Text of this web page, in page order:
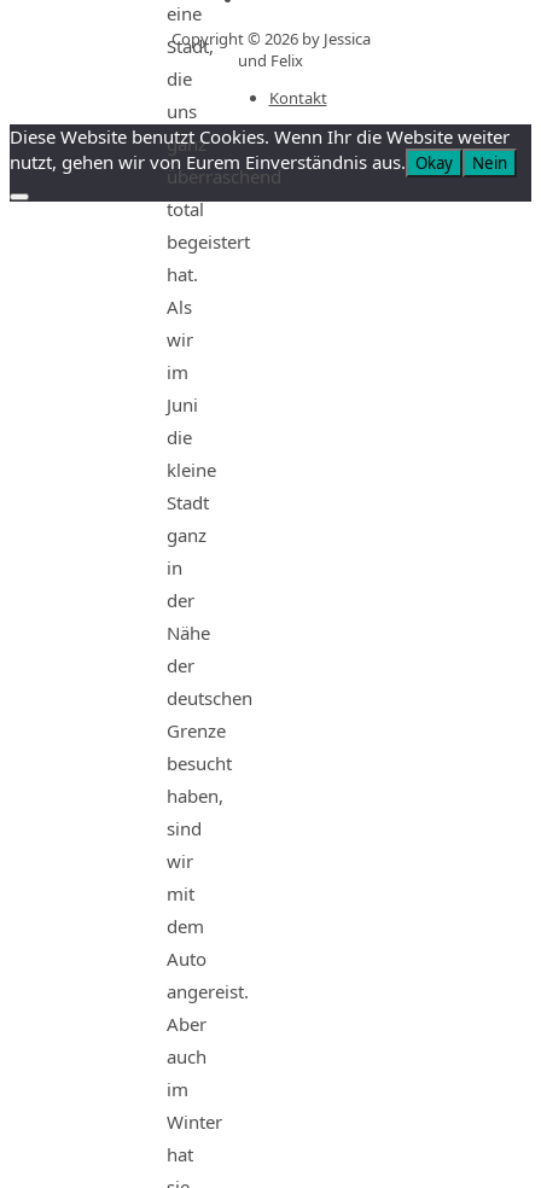
eine
Stadt,
die
uns
ganz
überraschend
total
begeistert
hat.
Als
wir
im
Juni
die
kleine
Stadt
ganz
in
der
Nähe
der
deutschen
Grenze
besucht
haben,
sind
wir
mit
dem
Auto
angereist.
Aber
auch
im
Winter
hat
Copyright © 2026 by Jessica
und Felix
Kontakt
Diese Website benutzt Cookies. Wenn Ihr die Website weiter
nutzt, gehen wir von Eurem Einverständnis aus. Okay Nein